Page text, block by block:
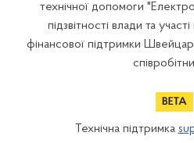
технічної допомоги
підзвітності влади та
фінансової підтримки
Технічна підтримка